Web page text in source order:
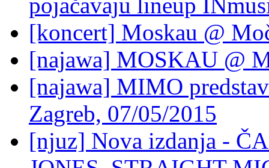
[koncert] Moskau @
[najawa] MOSKAU @
[najawa] MIMO
Zagreb, 07/05/2015
[njuz] Nova izdanja -